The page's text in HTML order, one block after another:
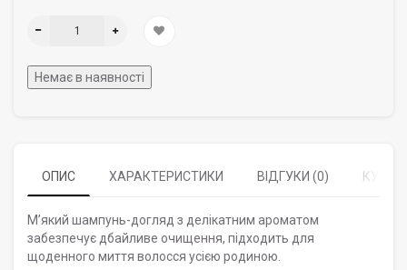
Немає в наявності
ОПИС ХАРАКТЕРИСТИКИ ВІДГУКИ (0)
М’який шампунь-догляд з делікатним ароматом
забезпечує дбайливе очищення, підходить для
щоденного миття волосся усією родиною.